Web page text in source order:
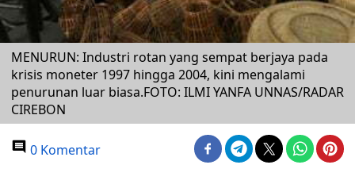
MENURUN: Industri rotan yang sempat berjaya pada
krisis moneter 1997 hingga 2004, kini mengalami
penurunan luar biasa.FOTO: ILMI YANFA UNNAS/RADAR
CIREBON
0 Komentar